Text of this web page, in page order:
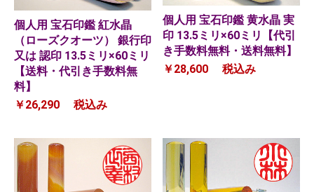
個人用 宝石印鑑 紅水晶
（ローズクオーツ） 銀行印
又は 認印 13.5ミリ×60ミリ
【送料・代引き手数料無
料】
￥26,290
税込み
個人用 宝石印鑑 黄水晶 実
印 13.5ミリ×60ミリ【代引
き手数料無料・送料無料】
￥28,600
税込み